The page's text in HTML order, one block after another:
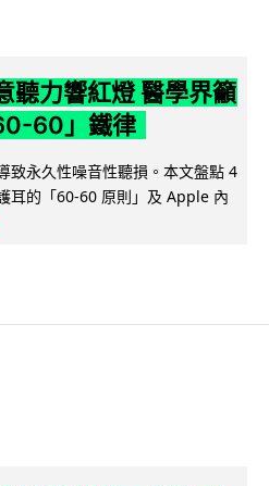
聽力響紅燈 醫學界籲
60」鐵律
致永久性噪音性聽損。本文盤點 4
耳的「60-60 原則」及 Apple 內